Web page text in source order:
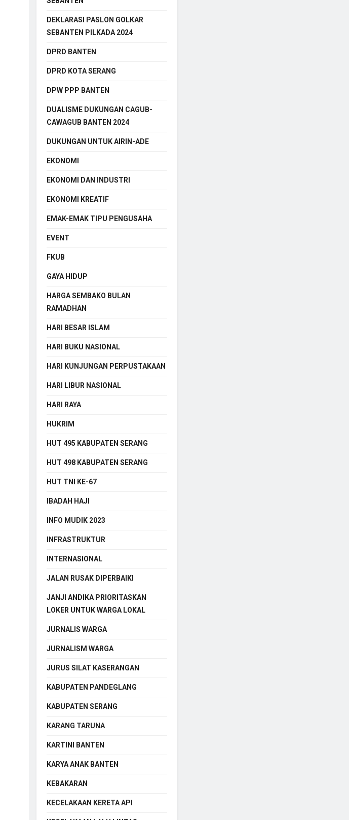
DEKLARASI PASLON GOLKAR
SEBANTEN PILKADA 2024
DPRD BANTEN
DPRD KOTA SERANG
DPW PPP BANTEN
DUALISME DUKUNGAN CAGUB-
CAWAGUB BANTEN 2024
DUKUNGAN UNTUK AIRIN-ADE
EKONOMI
EKONOMI DAN INDUSTRI
EKONOMI KREATIF
EMAK-EMAK TIPU PENGUSAHA
EVENT
FKUB
GAYA HIDUP
HARGA SEMBAKO BULAN
RAMADHAN
HARI BESAR ISLAM
HARI BUKU NASIONAL
HARI KUNJUNGAN PERPUSTAKAAN
HARI LIBUR NASIONAL
HARI RAYA
HUKRIM
HUT 495 KABUPATEN SERANG
HUT 498 KABUPATEN SERANG
HUT TNI KE-67
IBADAH HAJI
INFO MUDIK 2023
INFRASTRUKTUR
INTERNASIONAL
JALAN RUSAK DIPERBAIKI
JANJI ANDIKA PRIORITASKAN
LOKER UNTUK WARGA LOKAL
JURNALIS WARGA
JURNALISM WARGA
JURUS SILAT KASERANGAN
KABUPATEN PANDEGLANG
KABUPATEN SERANG
KARANG TARUNA
KARTINI BANTEN
KARYA ANAK BANTEN
KEBAKARAN
KECELAKAAN KERETA API